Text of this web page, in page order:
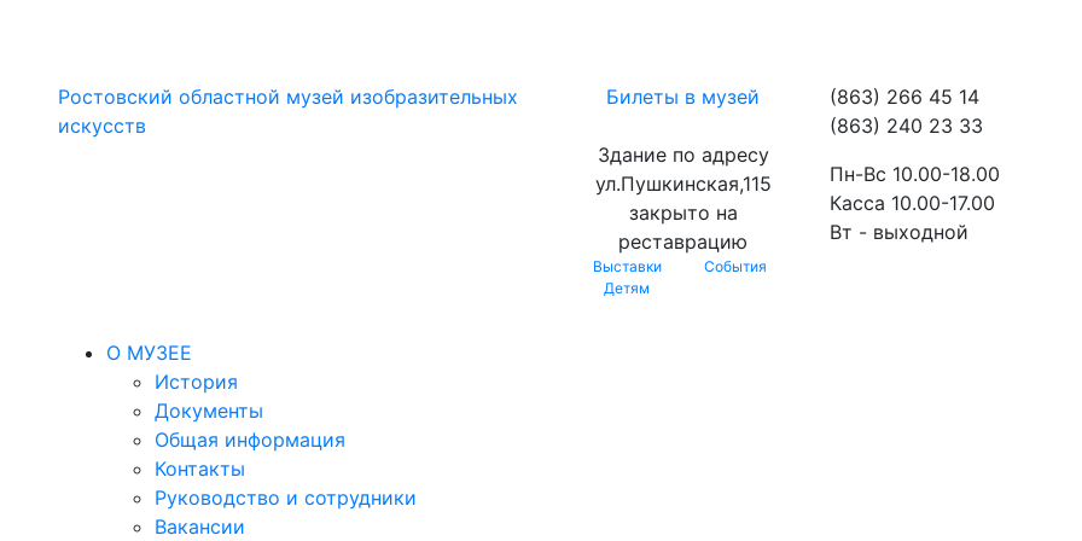
Ростовский областной музей изобразительных
искусств
Билеты в музей
Здание по адресу
ул.Пушкинская,115
закрыто на
реставрацию
Выставки
События
Детям
(863) 266 45 14
(863) 240 23 33
Пн-Вс 10.00-18.00
Касса 10.00-17.00
Вт - выходной
О МУЗЕЕ
История
Документы
Общая информация
Контакты
Руководство и сотрудники
Вакансии